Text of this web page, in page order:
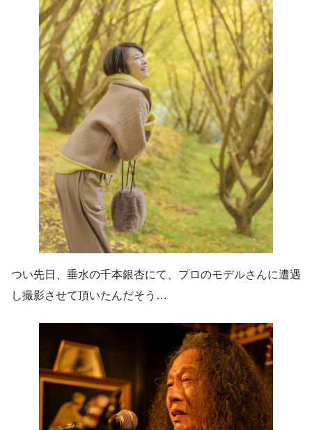
つい先日、垂水の千本銀杏にて、プロのモデルさんに遭遇
し撮影させて頂いたんだそう…